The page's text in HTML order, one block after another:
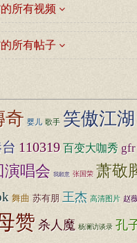
所有视频
所有帖子
奇 婴儿 歌手 笑傲江湖
110319 百变大咖秀 gfr
演唱会 我願意 张国荣 萧敬
舞曲 苏有朋 王杰 高清图片 赵
赞 杀人魔 杨澜访谈录 孔